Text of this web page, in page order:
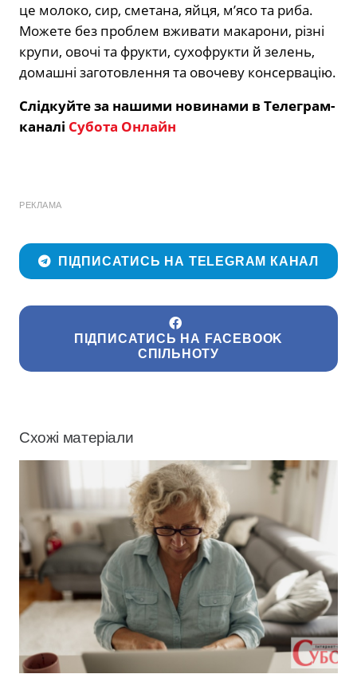
це молоко, сир, сметана, яйця, м’ясо та риба.
Можете без проблем вживати макарони, різні
крупи, овочі та фрукти, сухофрукти й зелень,
домашні заготовлення та овочеву консервацію.
Слідкуйте за нашими новинами в Телеграм-
каналі Субота Онлайн
РЕКЛАМА
ПІДПИСАТИСЬ НА TELEGRAM КАНАЛ
ПІДПИСАТИСЬ НА FACEBOOK
СПІЛЬНОТУ
Схожі матеріали